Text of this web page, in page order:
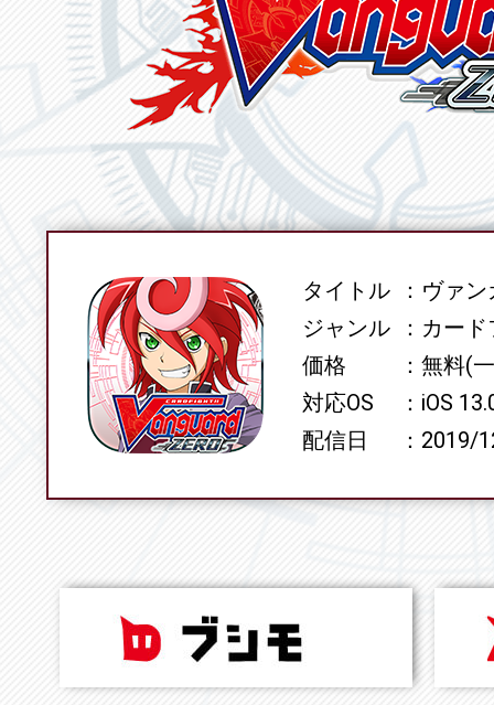
SPECタイトル
ヴァン
ジャンル
カード
価格
無料(
対応OS
iOS
配信日
2019/